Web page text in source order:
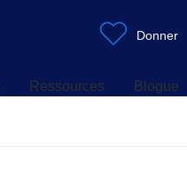
Ressources Blogue
Donner
Ressources Blogue